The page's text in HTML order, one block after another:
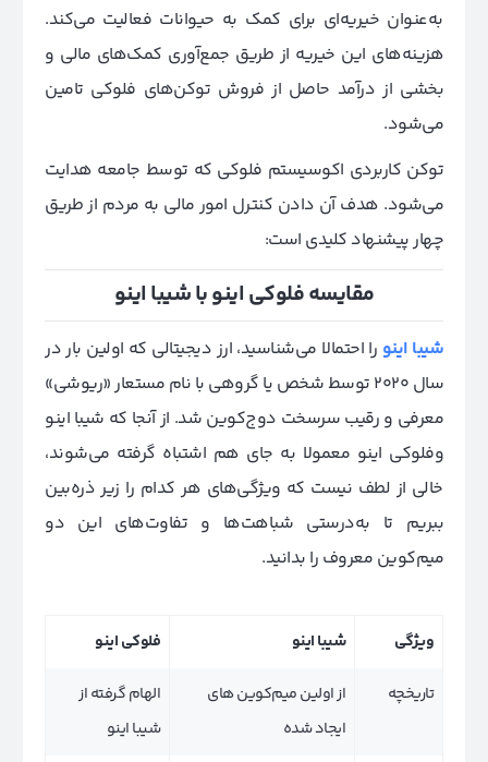
به‌‌عنوان خیریه‌ای برای کمک به حیوانات فعالیت می‌کند.
هزینه‌های این خیریه از طریق جمع‌آوری کمک‌های مالی و
بخشی از درآمد حاصل از فروش توکن‌های فلوکی تامین
می‌شود.
توکن کاربردی اکوسیستم فلوکی که توسط جامعه هدایت
می‌شود. هدف آن دادن کنترل امور مالی به مردم از طریق
چهار پیشنهاد کلیدی است:
مقایسه فلوکی اینو با شیبا اینو
شیبا اینو را احتمالا می‌شناسید، ارز دیجیتالی‌ که اولین بار در
سال ۲۰۲۰ توسط شخص یا گروهی با نام مستعار «ریوشی»
معرفی و رقیب سرسخت دوج‌کوین شد. از آنجا که شیبا اینو
وفلوکی اینو معمولا به جای هم اشتباه گرفته می‌شوند،
خالی از لطف نیست که ویژگی‌های هر کدام را زیر ذره‌بین
ببریم تا به‌درستی شباهت‌ها و تفاوت‌های این دو
میم‌کوین معروف را بدانید.
ویژگی شیبا اینو فلوکی اینو
تاریخچه
از اولین میم‌کوین های
ایجاد شده
الهام گرفته از
شیبا اینو